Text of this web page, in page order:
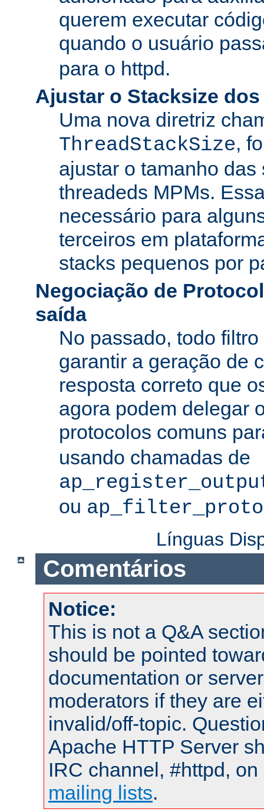
querem executar
quando o usuário
para o httpd.
Ajustar o Stacksize
Uma nova diretriz
ThreadStackSize,
ajustar o tamanho
threadeds MPMs.
necessário para
terceiros em
stacks pequenos por
Negociação de
saída
No passado, todo
garantir a geração de
resposta correto que
agora podem delegar
protocolos comuns
usando chamadas de
ou
Línguas
Comentários
Notice:
This is not a Q&A
should be pointed
documentation or
moderators if they are
invalid/off-topic.
Apache HTTP Server
IRC channel, #httpd,
mailing lists.